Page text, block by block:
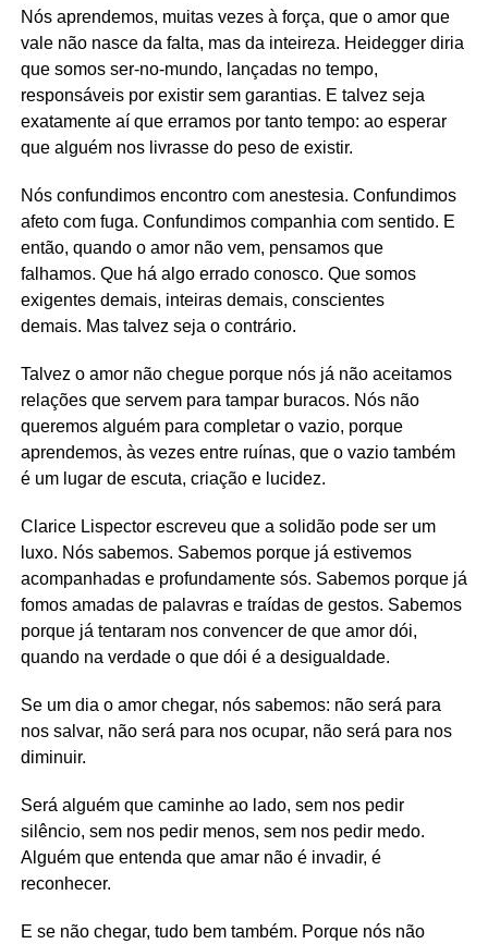
Nós aprendemos, muitas vezes à força, que o amor que
vale não nasce da falta, mas da inteireza. Heidegger diria
que somos ser-no-mundo, lançadas no tempo,
responsáveis por existir sem garantias. E talvez seja
exatamente aí que erramos por tanto tempo: ao esperar
que alguém nos livrasse do peso de existir.
Nós confundimos encontro com anestesia. Confundimos
afeto com fuga. Confundimos companhia com sentido. E
então, quando o amor não vem, pensamos que
falhamos. Que há algo errado conosco. Que somos
exigentes demais, inteiras demais, conscientes
demais. Mas talvez seja o contrário.
Talvez o amor não chegue porque nós já não aceitamos
relações que servem para tampar buracos. Nós não
queremos alguém para completar o vazio, porque
aprendemos, às vezes entre ruínas, que o vazio também
é um lugar de escuta, criação e lucidez.
Clarice Lispector escreveu que a solidão pode ser um
luxo. Nós sabemos. Sabemos porque já estivemos
acompanhadas e profundamente sós. Sabemos porque já
fomos amadas de palavras e traídas de gestos. Sabemos
porque já tentaram nos convencer de que amor dói,
quando na verdade o que dói é a desigualdade.
Se um dia o amor chegar, nós sabemos: não será para
nos salvar, não será para nos ocupar, não será para nos
diminuir.
Será alguém que caminhe ao lado, sem nos pedir
silêncio, sem nos pedir menos, sem nos pedir medo.
Alguém que entenda que amar não é invadir, é
reconhecer.
E se não chegar, tudo bem também. Porque nós não